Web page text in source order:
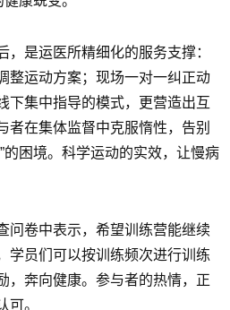
，是运医所精细化的服务支撑：
整运动方案；现场一对一纠正动
下集中指导的模式，更营造出互
者在集体监督中克服惰性，告别
的困境。科学运动的实效，让慢病
问卷中表示，希望训练营能继续
学员们可以按训练频次进行训练
，奔向健康。参与者的热情，正
可。